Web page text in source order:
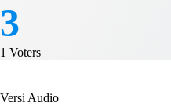
3
1 Voters
Versi Audio